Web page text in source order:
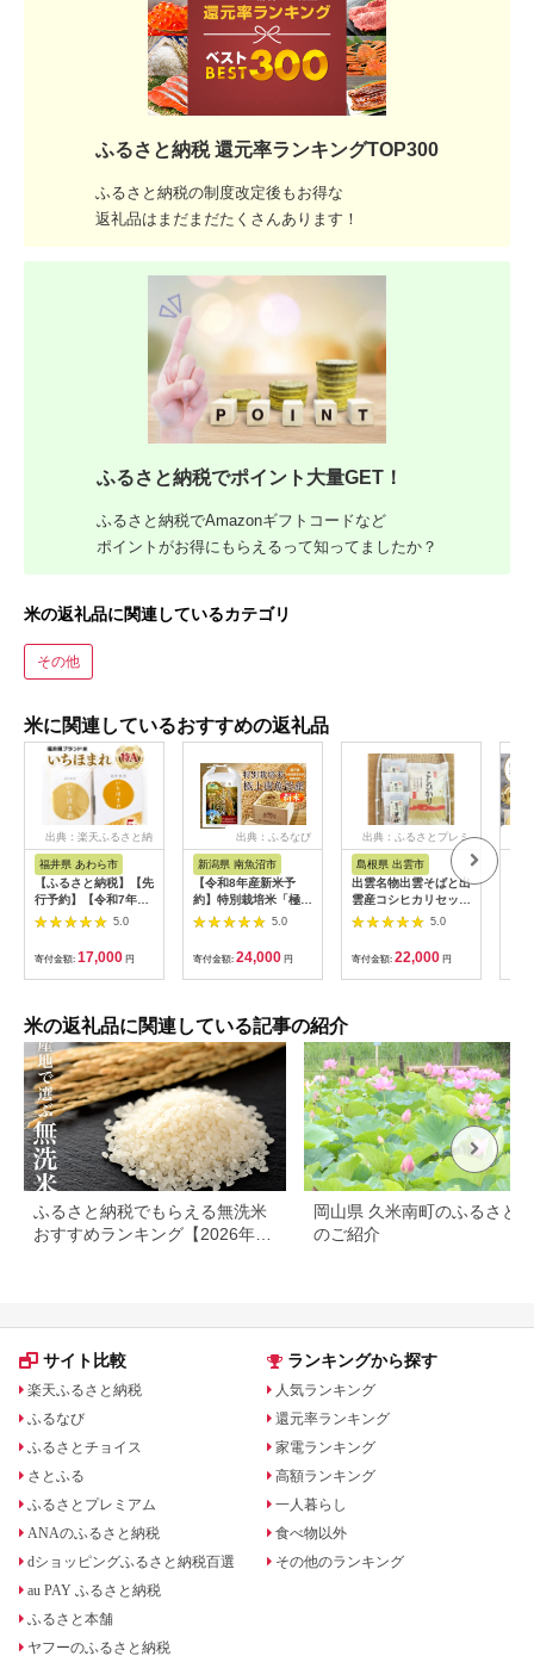
ふるさと納税 還元率ランキングTOP300
ふるさと納税の制度改定後もお得な
返礼品はまだまだたくさんあります！
ふるさと納税でポイント大量GET！
ふるさと納税でAmazonギフトコードなど
ポイントがお得にもらえるって知ってましたか？
米の返礼品に関連しているカテゴリ
その他
米に関連しているおすすめの返礼品
出典：楽天ふるさと納
福井県 あわら市
【ふるさと納税】【先
行予約】【令和7年
産】いちほまれ 精米
5kg 《ギフトにもお
すすめ！化粧箱入り》
／ 福井県産 ブランド
米 白米 贈り物 お取り
旬以降順次発送予定
5.0
寄付金額: 17,000 円
出典：ふるなび
新潟県 南魚沼市
【令和8年産新米予
約】特別栽培米「極上
南魚沼産コシヒカリ」
（有機肥料、8割減農
薬栽培）玄米5ｋｇ
【銘柄米 ブランド米
玄米 こしひかり コシ
米】【2026年10月上
旬より1ヶ月以内に順
次発送予定】
5.0
寄付金額: 24,000 円
出典：ふるさとプレミ
アム
島根県 出雲市
出雲名物出雲そばと出
雲産コシヒカリセット
322032_EH0025.0
寄付金額: 22,000 円
米の返礼品に関連している記事の紹介
ふるさと納税でもらえる無洗米
おすすめランキング【2026年最
岡山県 久米南町のふるさと
のご紹介
サイト比較
楽天ふるさと納税
ふるなび
ふるさとチョイス
さとふる
ふるさとプレミアム
ANAのふるさと納税
dショッピングふるさと納税百選
au PAY ふるさと納税
ふるさと本舗
ヤフーのふるさと納税
ランキングから探す
人気ランキング
還元率ランキング
家電ランキング
高額ランキング
一人暮らし
食べ物以外
その他のランキング